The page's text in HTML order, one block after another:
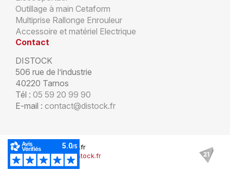
Outillage à main Cetaform
Multiprise Rallonge Enrouleur
Accessoire et matériel Electrique
Contact
DISTOCK
506 rue de l’industrie
40220 Tarnos
Tél : 05 59 20 99 90
E-mail : contact@distock.fr
© Copyright Distock.fr
Mentions légales Distock.fr
Plan du site